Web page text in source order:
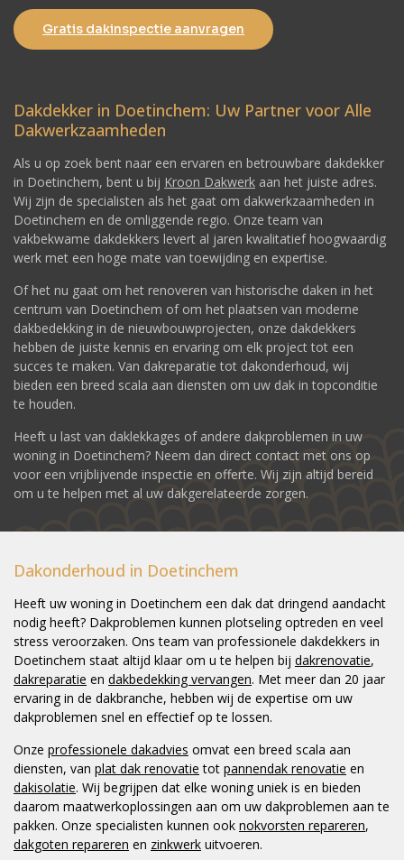
Gratis dakinspectie aanvragen
Dakdekker in Doetinchem: Uw Partner voor Alle
Dakwerkzaamheden
Als u op zoek bent naar een ervaren en betrouwbare dakdekker
in Doetinchem, bent u bij Kroon Dakwerk aan het juiste adres.
Wij zijn de specialisten als het gaat om dakwerkzaamheden in
Doetinchem en de omliggende regio. Onze team van
vakbekwame dakdekkers levert al jaren kwalitatief hoogwaardig
werk met een hoge mate van toewijding en expertise.
Of het nu gaat om het renoveren van historische daken in het
centrum van Doetinchem of om het plaatsen van moderne
dakbedekking in de nieuwbouwprojecten, onze dakdekkers
hebben de juiste kennis en ervaring om elk project tot een
succes te maken. Van dakreparatie tot dakonderhoud, wij
bieden een breed scala aan diensten om uw dak in topconditie
te houden.
Heeft u last van daklekkages of andere dakproblemen in uw
woning in Doetinchem? Neem dan direct contact met ons op
voor een vrijblijvende inspectie en offerte. Wij zijn altijd bereid
om u te helpen met al uw dakgerelateerde zorgen.
Dakonderhoud in Doetinchem
Heeft uw woning in Doetinchem een dak dat dringend aandacht
nodig heeft? Dakproblemen kunnen plotseling optreden en veel
stress veroorzaken. Ons team van professionele dakdekkers in
Doetinchem staat altijd klaar om u te helpen bij dakrenovatie,
dakreparatie en dakbedekking vervangen. Met meer dan 20 jaar
ervaring in de dakbranche, hebben wij de expertise om uw
dakproblemen snel en effectief op te lossen.
Onze professionele dakadvies omvat een breed scala aan
diensten, van plat dak renovatie tot pannendak renovatie en
dakisolatie. Wij begrijpen dat elke woning uniek is en bieden
daarom maatwerkoplossingen aan om uw dakproblemen aan te
pakken. Onze specialisten kunnen ook nokvorsten repareren,
dakgoten repareren en zinkwerk uitvoeren.